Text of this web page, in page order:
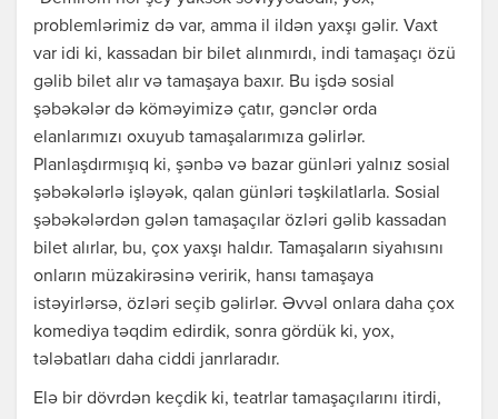
problemlərimiz də var, amma il ildən yaxşı gəlir. Vaxt
var idi ki, kassadan bir bilet alınmırdı, indi tamaşaçı özü
gəlib bilet alır və tamaşaya baxır. Bu işdə sosial
şəbəkələr də köməyimizə çatır, gənclər orda
elanlarımızı oxuyub tamaşalarımıza gəlirlər.
Planlaşdırmışıq ki, şənbə və bazar günləri yalnız sosial
şəbəkələrlə işləyək, qalan günləri təşkilatlarla. Sosial
şəbəkələrdən gələn tamaşaçılar özləri gəlib kassadan
bilet alırlar, bu, çox yaxşı haldır. Tamaşaların siyahısını
onların müzakirəsinə veririk, hansı tamaşaya
istəyirlərsə, özləri seçib gəlirlər. Əvvəl onlara daha çox
komediya təqdim edirdik, sonra gördük ki, yox,
tələbatları daha ciddi janrlaradır.
Elə bir dövrdən keçdik ki, teatrlar tamaşaçılarını itirdi,